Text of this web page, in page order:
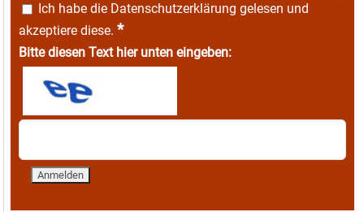
Ich habe die Datenschutzerklärung gelesen und
akzeptiere diese. *
Bitte diesen Text hier unten eingeben: